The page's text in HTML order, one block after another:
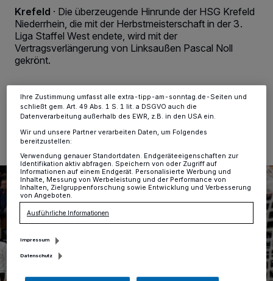
Krefeld · ­Die überzeugende Hinrunde der HSG Krefeld
Niederrhein, die mit der Herbstmeisterschaft in der 3.
Liga Staffel West endete, wird mit der
Vertragsverlängerung von Linksaußen Pascal Noll
gekrönt.
06.12.2022 , 11:59 Uhr 2 Minuten Lesezeit
verarbeiten Daten, um Ihnen Dienste bereitzustellen“ aufgeführten
Zwecke. Wenn Tracker deaktiviert sind, sind manche Inhalte und
Anzeigen möglicherweise nicht mehr so relevant für Sie. Sie können
dieses Menü jederzeit wieder aufrufen, um Ihre Einstellungen zu
ändern oder Ihre Einwilligung zu widerrufen, indem Sie auf den Link
Einstellungen oder Ablehnen am unteren Rand der Webseite klicken.
Ihre Zustimmung umfasst alle extra-tipp-am-sonntag.de-Seiten und
schließt gem. Art. 49 Abs. 1 S. 1 lit. a DSGVO auch die
Datenverarbeitung außerhalb des EWR, z.B. in den USA ein.
Wir und unsere Partner verarbeiten Daten, um Folgendes
bereitzustellen:
Verwendung genauer Standortdaten. Endgeräteeigenschaften zur
Identifikation aktiv abfragen. Speichern von oder Zugriff auf
Informationen auf einem Endgerät. Personalisierte Werbung und
Inhalte, Messung von Werbeleistung und der Performance von
Inhalten, Zielgruppenforschung sowie Entwicklung und Verbesserung
von Angeboten.
Ausführliche Informationen
Impressum
Datenschutz